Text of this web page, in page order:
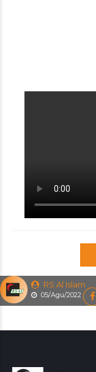
RS Al Islam
05/Agu/2022